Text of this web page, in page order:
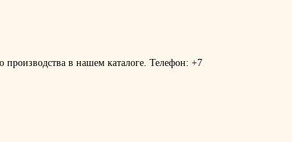
в нашем каталоге. Телефон: +7